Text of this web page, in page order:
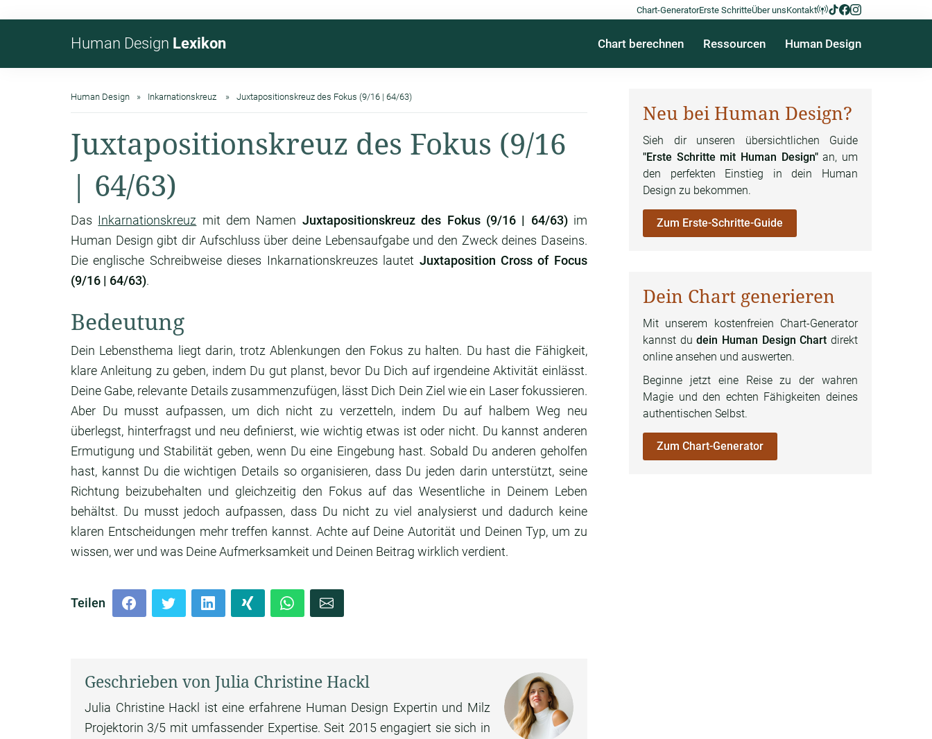
Chart-GeneratorErste SchritteÜber unsKontakt
Human Design Lexikon Chart berechnen Ressourcen Human Design
Human Design Inkarnationskreuz Juxtapositionskreuz des Fokus (9/16 | 64/63)
Juxtapositionskreuz des Fokus (9/16
| 64/63)
Das Inkarnationskreuz mit dem Namen Juxtapositionskreuz des Fokus (9/16 | 64/63)im
Human Design gibt dir Aufschluss über deine Lebensaufgabe und den Zweck deines Daseins.
Die englische Schreibweise dieses Inkarnationskreuzes lautet Juxtaposition Cross of Focus
(9/16 | 64/63).
Bedeutung
Dein Lebensthema liegt darin, trotz Ablenkungen den Fokus zu halten. Du hast die Fähigkeit,
klare Anleitung zu geben, indem Du gut planst, bevor Du Dich auf irgendeine Aktivität einlässt.
Deine Gabe, relevante Details zusammenzufügen, lässt Dich Dein Ziel wie ein Laser fokussieren.
Aber Du musst aufpassen, um dich nicht zu verzetteln, indem Du auf halbem Weg neu
überlegst, hinterfragst und neu definierst, wie wichtig etwas ist oder nicht. Du kannst anderen
Ermutigung und Stabilität geben, wenn Du eine Eingebung hast. Sobald Du anderen geholfen
hast, kannst Du die wichtigen Details so organisieren, dass Du jeden darin unterstützt, seine
Richtung beizubehalten und gleichzeitig den Fokus auf das Wesentliche in Deinem Leben
behältst. Du musst jedoch aufpassen, dass Du nicht zu viel analysierst und dadurch keine
klaren Entscheidungen mehr treffen kannst. Achte auf Deine Autorität und Deinen Typ, um zu
wissen, wer und was Deine Aufmerksamkeit und Deinen Beitrag wirklich verdient.
Teilen
Geschrieben von Julia Christine Hackl
Julia Christine Hackl ist eine erfahrene Human Design Expertin und Milz
Projektorin 3/5 mit umfassender Expertise. Seit 2015 engagiert sie sich in
Neu bei Human Design?
Sieh dir unseren übersichtlichen Guide
"Erste Schritte mit Human Design"an, um
den perfekten Einstieg in dein Human
Design zu bekommen.
Zum Erste-Schritte-Guide
Dein Chart generieren
Mit unserem kostenfreien Chart-Generator
kannst dudein Human Design Chart direkt
online ansehen und auswerten.
Beginne jetzt eine Reise zu der wahren
Magie und den echten Fähigkeiten deines
authentischen Selbst.
Zum Chart-Generator